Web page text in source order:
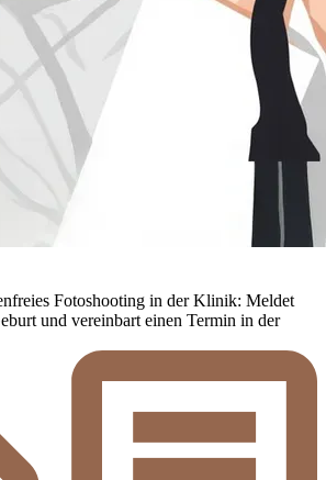
Fotoshooting in der Klinik: Meldet
und vereinbart einen Termin in der